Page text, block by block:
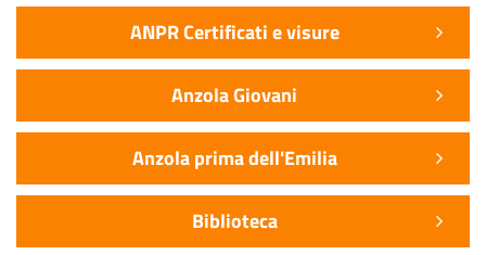
ANPR Certificati e visure
Anzola Giovani
Anzola prima dell'Emilia
Biblioteca